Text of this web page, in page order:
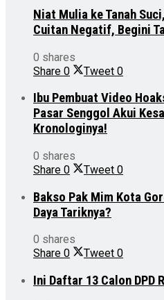
Niat Mulia ke Tanah
Cuitan Negatif, Begini
0 shares
Share 0 Tweet 0
Ibu Pembuat Video
Pasar Senggol Akui
Kronologinya!
0 shares
Share 0 Tweet 0
Bakso Pak Mim Kota
Daya Tariknya?
0 shares
Share 0 Tweet 0
Ini Daftar 13 Calon DPD